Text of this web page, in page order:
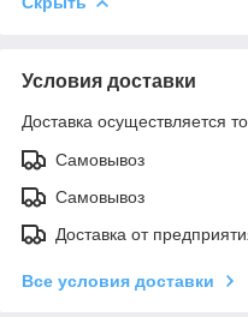
Условия доставки
Доставка осуществляется
Самовывоз
Самовывоз
Доставка от
Все условия доставки